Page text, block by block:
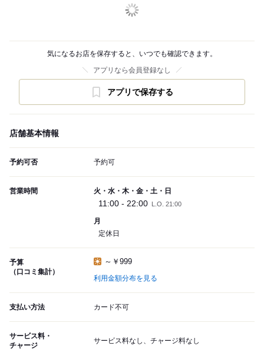
気になるお店を保存すると、いつでも確認できます。
アプリなら会員登録なし
アプリで保存する
店舗基本情報
予約可否 予約可
営業時間 火・水・木・金・土・日
11:00 - 22:00 L.O. 21:00
月
定休日
予算
（口コミ集計）
～￥999
利用金額分布を見る
支払い方法 カード不可
サービス料・
チャージ
サービス料なし、チャージ料なし